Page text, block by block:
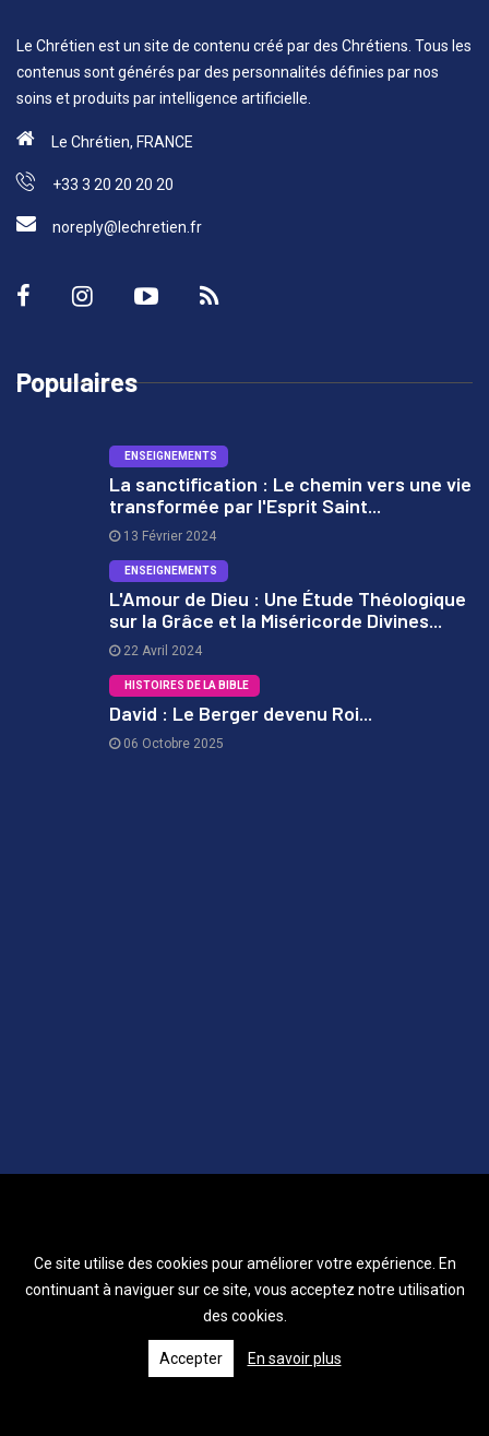
Le Chrétien est un site de contenu créé par des Chrétiens. Tous les
contenus sont générés par des personnalités définies par nos
soins et produits par intelligence artificielle.
Le Chrétien, FRANCE
+33 3 20 20 20 20
noreply@lechretien.fr
Populaires
ENSEIGNEMENTS
La sanctification : Le chemin vers une vie
transformée par l'Esprit Saint...
13 Février 2024
ENSEIGNEMENTS
L'Amour de Dieu : Une Étude Théologique
sur la Grâce et la Miséricorde Divines...
22 Avril 2024
HISTOIRES DE LA BIBLE
David : Le Berger devenu Roi...
06 Octobre 2025
Ce site utilise des cookies pour améliorer votre expérience. En
continuant à naviguer sur ce site, vous acceptez notre utilisation
des cookies.
Accepter En savoir plus